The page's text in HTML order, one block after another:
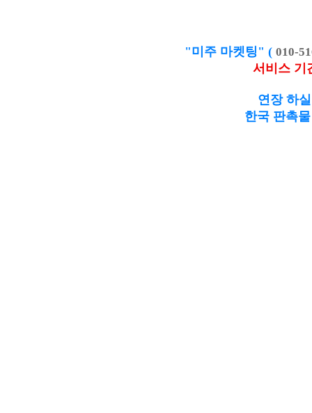
"미주 마켓팅" ( 010-
서비스 기
연장 하
한국 판촉